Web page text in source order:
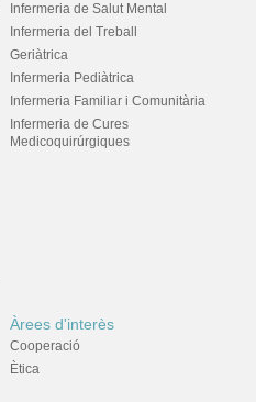
Infermeria de Salut Mental
Infermeria del Treball
Geriàtrica
Infermeria Pediàtrica
Infermeria Familiar i Comunitària
Infermeria de Cures
Medicoquirúrgiques
Àrees d'interès
Cooperació
Ètica